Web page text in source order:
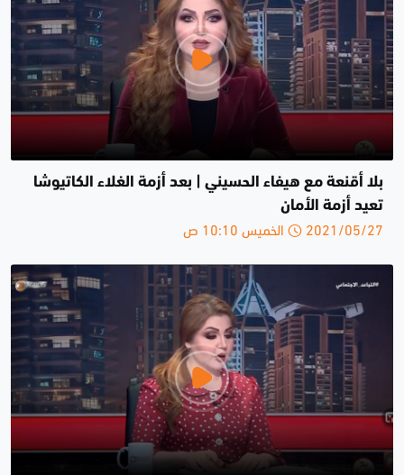
بلا أقنعة مع هيفاء الحسيني | بعد أزمة الغلاء الكاتيوشا
تعيد أزمة الأمان
2021/05/27 الخميس 10:10 ص